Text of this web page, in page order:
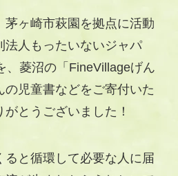
茅ヶ崎市萩園を拠点に活動
法人もったいないジャパ
、菱沼の「FineVillageげん
の児童書などをご寄付いた
とうございました！
ると循環して必要な人に届